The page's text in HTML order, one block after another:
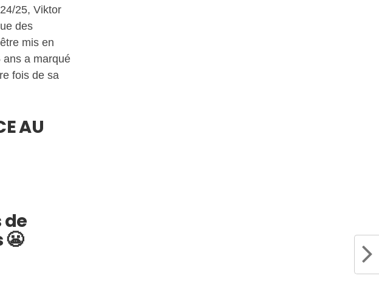
25, Viktor
des
mis en
ans a marqué
fois de sa
AU